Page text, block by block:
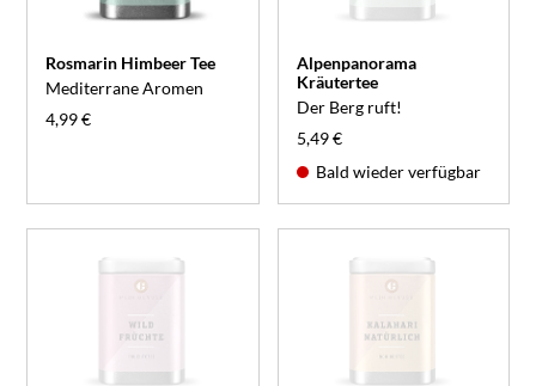
Rosmarin Himbeer Tee
Mediterrane Aromen
4,99 €
Alpenpanorama
Kräutertee
Der Berg ruft!
5,49 €
Bald wieder verfügbar